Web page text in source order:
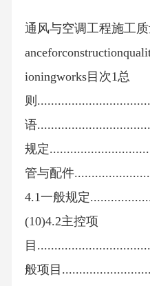
通风与空调工程施工质
ioningworks目次1总
则
语
规定
管与配件
4.1一般规定
(10)4.2主控项
目
般项目